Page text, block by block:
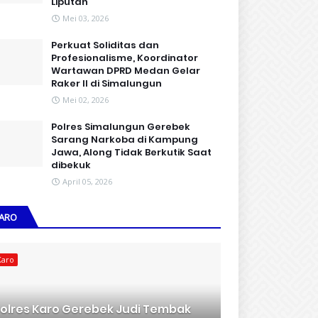
Mei 03, 2026
Perkuat Soliditas dan
Profesionalisme, Koordinator
Wartawan DPRD Medan Gelar
Raker II di Simalungun
Mei 02, 2026
Polres Simalungun Gerebek
Sarang Narkoba di Kampung
Jawa, Along Tidak Berkutik Saat
dibekuk
April 05, 2026
Karo Gerebek Judi Tembak